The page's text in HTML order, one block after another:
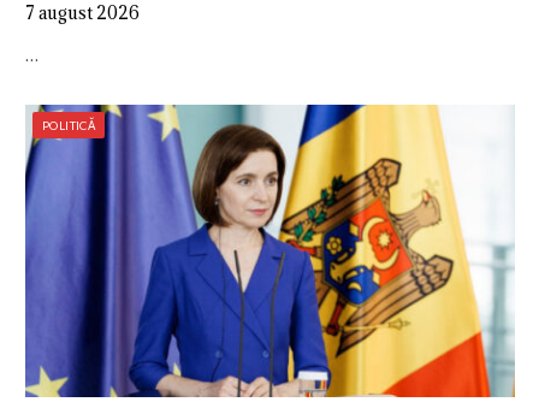
7 august 2026
…
POLITICĂ